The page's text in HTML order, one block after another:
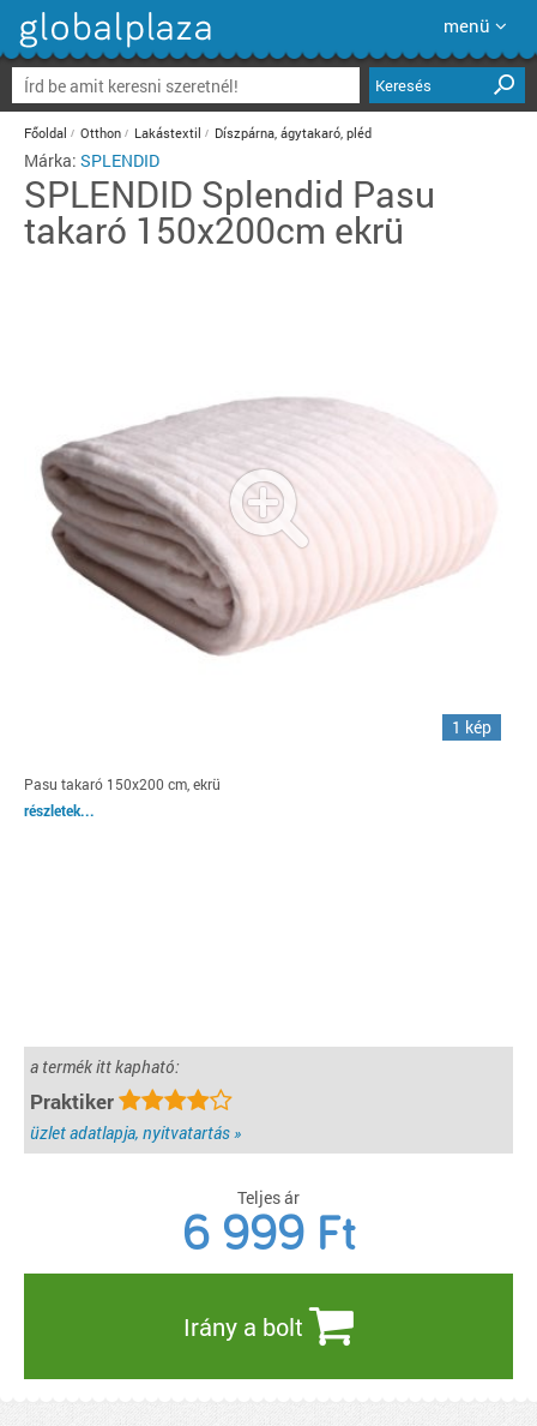
menü
Keresés
Főoldal Otthon Lakástextil Díszpárna, ágytakaró, pléd
Márka: SPLENDID
SPLENDID Splendid Pasu
takaró 150x200cm ekrü
1 kép
Pasu takaró 150x200 cm, ekrü
részletek...
a termék itt kapható:
Praktiker
üzlet adatlapja, nyitvatartás »
Teljes ár
6 999 Ft
Irány a bolt